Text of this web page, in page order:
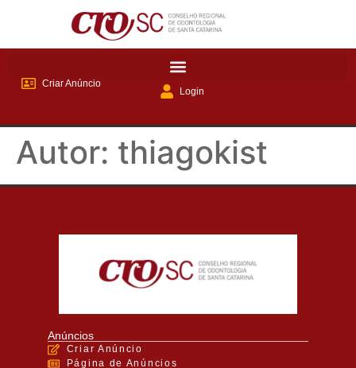
Criar Anúncio
Login
Autor: thiagokist
Anúncios
Criar Anúncio
Página de Anúncios